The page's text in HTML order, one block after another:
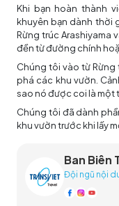
Khi bạn hoàn thành
khuyên bạn dành thời
Rừng trúc Arashiyama
đền từ đường chính
Chúng tôi vào từ Rừng
phá các khu vườn.
sao nó được coi là một
Chúng tôi đã dành
khu vườn trước khi lấy
Ban Biên
Đội ngũ nội